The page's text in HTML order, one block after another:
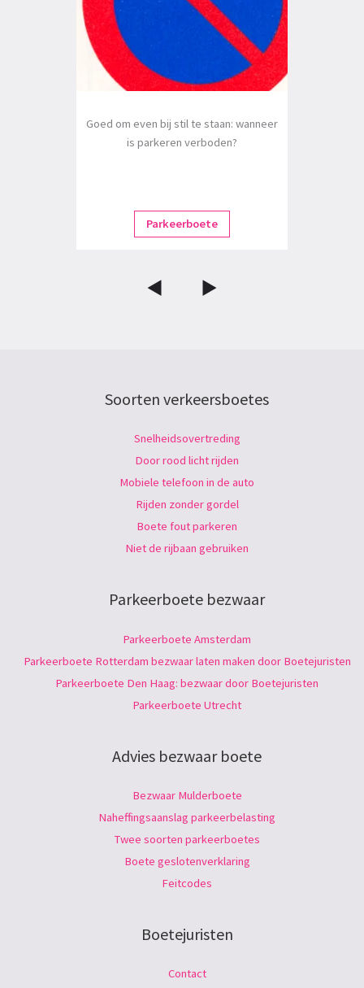
Goed om even bij stil te staan: wanneer
is parkeren verboden?
Parkeerboete
Soorten verkeersboetes
Snelheidsovertreding
Door rood licht rijden
Mobiele telefoon in de auto
Rijden zonder gordel
Boete fout parkeren
Niet de rijbaan gebruiken
Parkeerboete bezwaar
Parkeerboete Amsterdam
Parkeerboete Rotterdam bezwaar laten maken door Boetejuristen
Parkeerboete Den Haag: bezwaar door Boetejuristen
Parkeerboete Utrecht
Advies bezwaar boete
Bezwaar Mulderboete
Naheffingsaanslag parkeerbelasting
Twee soorten parkeerboetes
Boete geslotenverklaring
Feitcodes
Boetejuristen
Contact